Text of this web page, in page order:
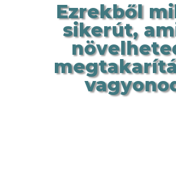
Ezrekből
sikerút,